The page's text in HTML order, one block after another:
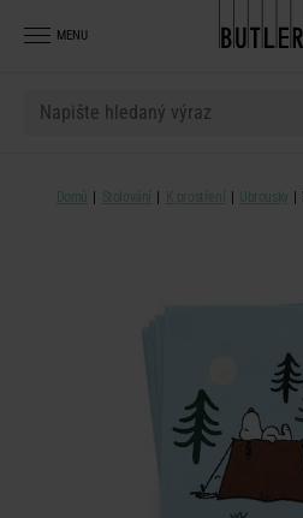
MENU
Domů Stolování K prostření Ubrousky